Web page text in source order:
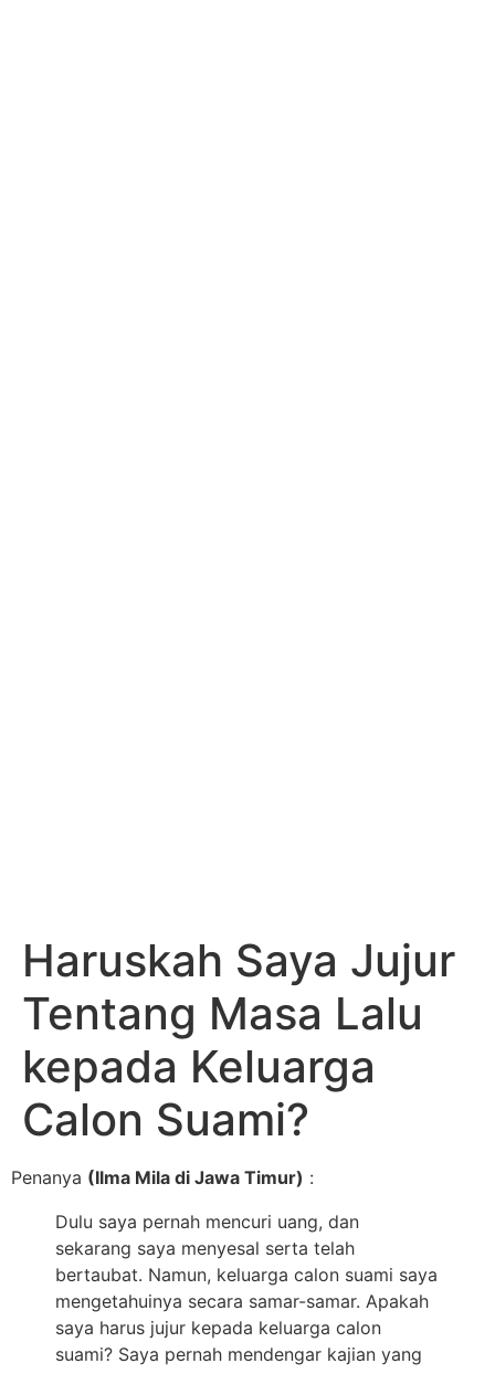
Haruskah Saya Jujur
Tentang Masa Lalu
kepada Keluarga
Calon Suami?
Penanya (Ilma Mila di Jawa Timur) :
Dulu saya pernah mencuri uang, dan
sekarang saya menyesal serta telah
bertaubat. Namun, keluarga calon suami saya
mengetahuinya secara samar-samar. Apakah
saya harus jujur kepada keluarga calon
suami? Saya pernah mendengar kajian yang